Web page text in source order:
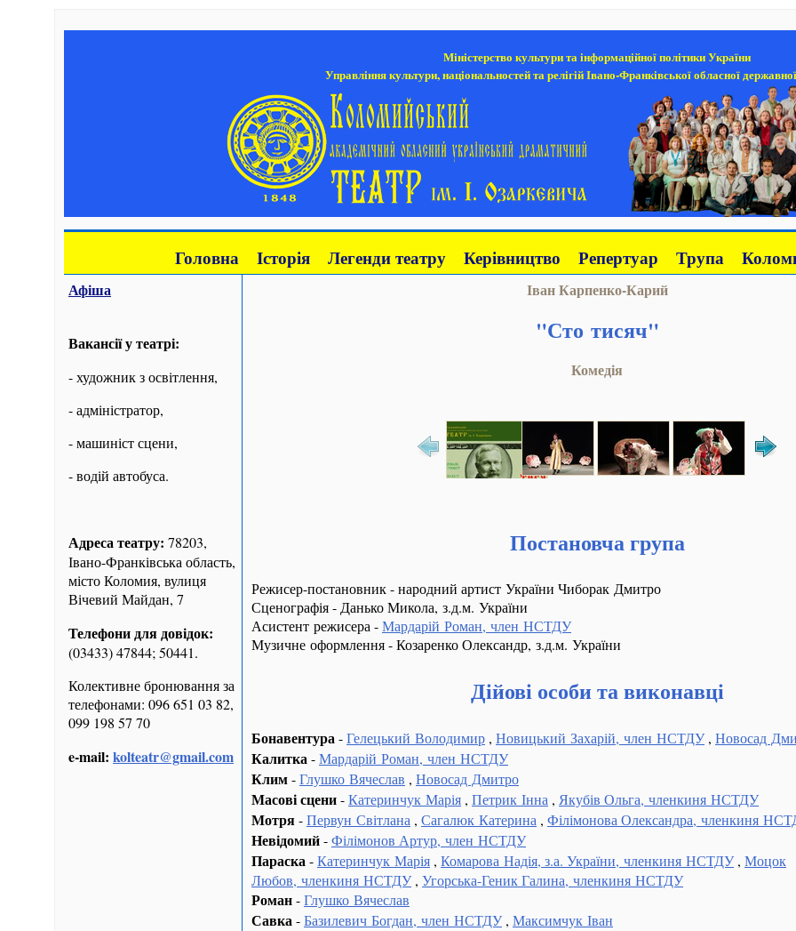
Міністерство культури та інформаційної політики України
Управління культури, національностей та релігій Івано-Франківської обласної державної
Головна Історія Легенди театру Керівництво Репертуар Трупа
Афіша
Вакансії у театрі:
- художник з освітлення,
- адміністратор,
- машиніст сцени,
- водій автобуса.
Адреса театру: 78203,
Івано-Франківська область,
місто Коломия, вулиця
Вічевий Майдан, 7
Телефони для довідок:
(03433) 47844; 50441.
Колективне бронювання за
телефонами: 096 651 03 82,
099 198 57 70
e-mail: kolteatr@gmail.com
Іван Карпенко-Карий
"Сто тисяч"
Комедія
Постановча група
Режисер-постановник - народний артист України Чиборак Дмитро
Сценографія - Данько Микола, з.д.м. України
Асистент режисера -Мардарій Роман, член НСТДУ
Музичне оформлення - Козаренко Олександр, з.д.м. України
Дійові особи та виконавці
Бонавентура-Гелецький Володимир , Новицький Захарій, член НСТДУ, Новосад
Калитка-Мардарій Роман, член НСТДУ
Клим-Глушко Вячеслав , Новосад Дмитро
Масові сцени-Катеринчук Марія , Петрик Інна , Якубів Ольга, членкиня НСТДУ
Мотря-Первун Світлана , Сагалюк Катерина , Філімонова Олександра, членкиня
Невідомий-Філімонов Артур, член НСТДУ
Параска-Катеринчук Марія , Комарова Надія, з.а. України, членкиня НСТДУ, Моцок
Любов, членкиня НСТДУ, Угорська-Геник Галина, членкиня НСТДУ
Роман-Глушко Вячеслав
Савка-Базилевич Богдан, член НСТДУ, Максимчук Іван